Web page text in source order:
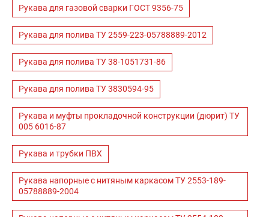
Рукава для газовой сварки ГОСТ 9356-75
Рукава для полива ТУ 2559-223-05788889-2012
Рукава для полива ТУ 38-1051731-86
Рукава для полива ТУ 3830594-95
Рукава и муфты прокладочной конструкции (дюрит) ТУ
005 6016-87
Рукава и трубки ПВХ
Рукава напорные с нитяным каркасом ТУ 2553-189-
05788889-2004